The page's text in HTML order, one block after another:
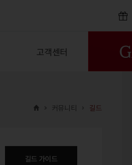
고객센터
커뮤니티 길드
길드 가이드